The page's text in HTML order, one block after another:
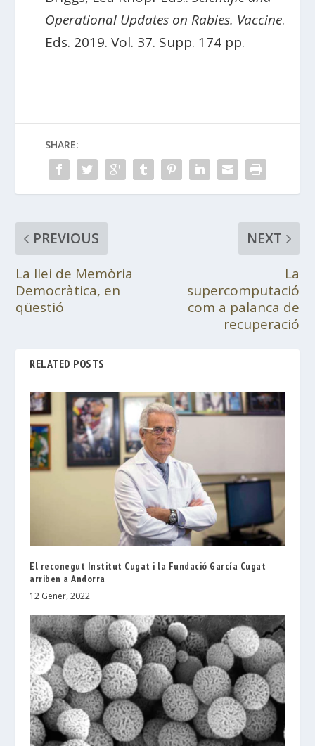
Operational Updates on Rabies. Vaccine.
Eds. 2019. Vol. 37. Supp. 174 pp.
SHARE:
PREVIOUS
La llei de Memòria
Democràtica, en
qüestió
NEXT
La
supercomputació
com a palanca de
recuperació
RELATED POSTS
El reconegut Institut Cugat i la Fundació García Cugat
arriben a Andorra
12 Gener, 2022